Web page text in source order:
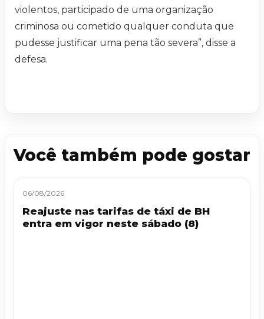
violentos, participado de uma organização
criminosa ou cometido qualquer conduta que
pudesse justificar uma pena tão severa”, disse a
defesa.
Você também pode gostar
06/08/2026
Reajuste nas tarifas de táxi de BH
entra em vigor neste sábado (8)